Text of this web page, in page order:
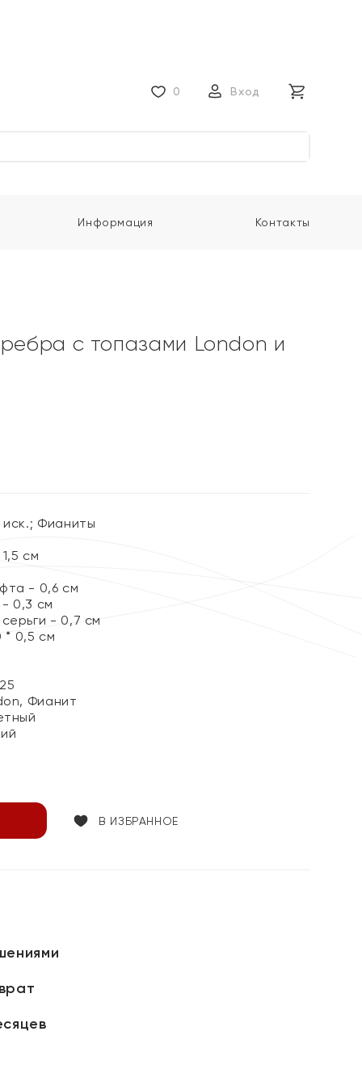
0 Вход
Информация Контакты
с топазами London и
иск.; Фианиты
см
- 0,6 см
0,3 см
- 0,7 см
* 0,5 см
Фианит
В ИЗБРАННОЕ